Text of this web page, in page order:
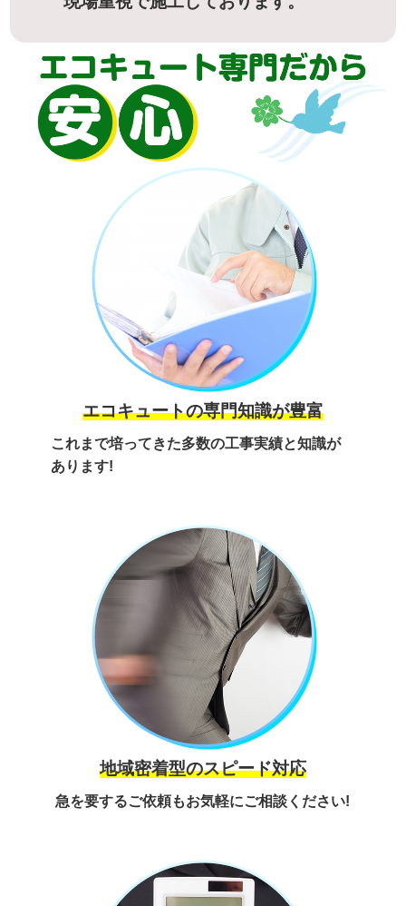
エコキュートの専門知識が豊富
これまで培ってきた多数の工事実績と知識が
あります!
地域密着型のスピード対応
急を要するご依頼もお気軽にご相談ください!